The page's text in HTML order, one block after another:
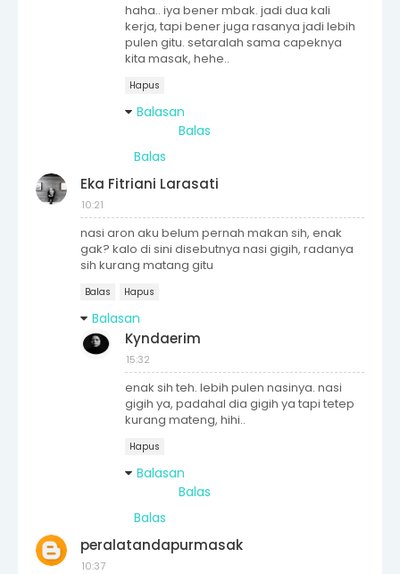
haha.. iya bener mbak. jadi dua kali
kerja, tapi bener juga rasanya jadi lebih
pulen gitu. setaralah sama capeknya
kita masak, hehe..
Hapus
Balasan
Balas
Balas
Eka Fitriani Larasati
10:21
nasi aron aku belum pernah makan sih, enak
gak? kalo di sini disebutnya nasi gigih, radanya
sih kurang matang gitu
Balas Hapus
Balasan
Kyndaerim
15:32
enak sih teh. lebih pulen nasinya. nasi
gigih ya, padahal dia gigih ya tapi tetep
kurang mateng, hihi..
Hapus
Balasan
Balas
Balas
peralatandapurmasak
10:37